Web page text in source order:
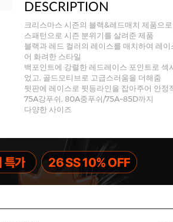
DESCRIPTION
크리스마스 시즌의 블랙&레드매치 제품으
스패턴으로 시즌 분위기를 살려준 제품
블랙과 레드 컬러의 레이스를 매치하여 레
어 화려한 스타일
백포인트에 강렬한 레드레이스 포인트로 섹
었고, 골드모티브로 고급스러움을 더해줌
뒷판에 레이스로 뒷등라인을 잡아주어 안정
75A강푸쉬, 80A중푸쉬/75A~85D까지
다양한 사이즈